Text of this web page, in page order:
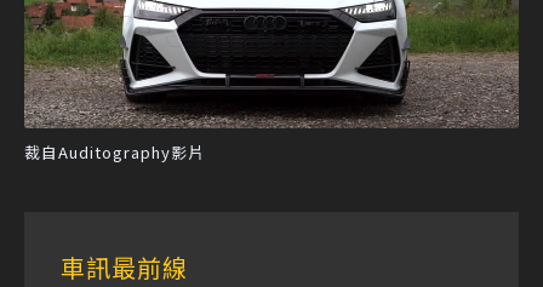
裁自Auditography影片
車訊最前線